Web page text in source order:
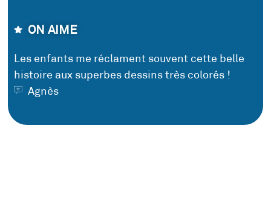
ON AIME
Les enfants me réclament souvent cette belle
histoire aux superbes dessins très colorés !
Agnès